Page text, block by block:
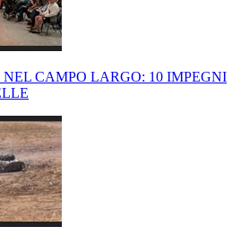
CAMPO LARGO: 10 IMPEGNI